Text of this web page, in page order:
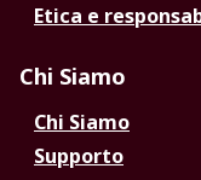
Etica e
Chi Siamo
Chi Siamo
Supporto